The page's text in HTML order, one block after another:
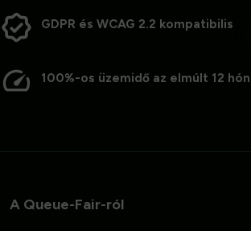
GDPR és WCAG 2.2 kompatibilis
100%-os üzemidő az elmúlt 12
A Queue-Fair-ról